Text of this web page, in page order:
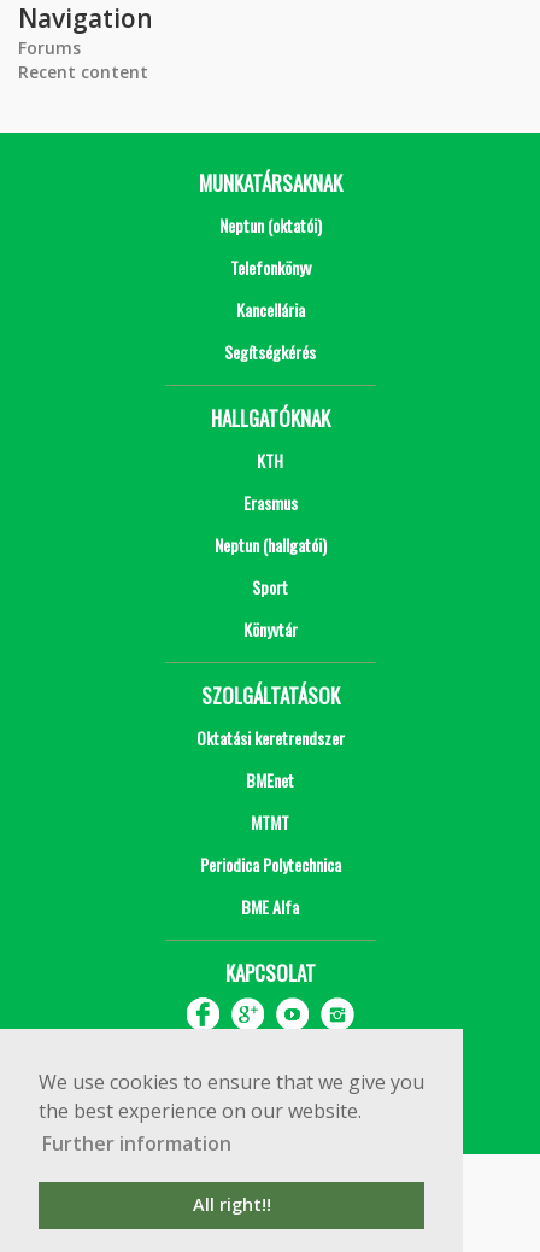
We use cookies to ensure that we give you
the best experience on our website.
Further information
All right!!
Navigation
Forums
Recent content
MUNKATÁRSAKNAK
Neptun (oktatói)
Telefonkönyv
Kancellária
Segítségkérés
HALLGATÓKNAK
KTH
Erasmus
Neptun (hallgatói)
Sport
Könyvtár
SZOLGÁLTATÁSOK
Oktatási keretrendszer
BMEnet
MTMT
Periodica Polytechnica
BME Alfa
KAPCSOLAT
Copyright © 2020 BME Építőmérnöki Kar
1111 Budapest, Műegyetem rkp. 3.